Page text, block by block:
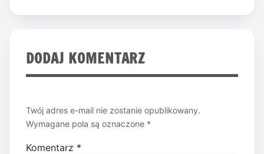
DODAJ KOMENTARZ
Twój adres e-mail nie zostanie opublikowany.
Wymagane pola są oznaczone *
Komentarz *